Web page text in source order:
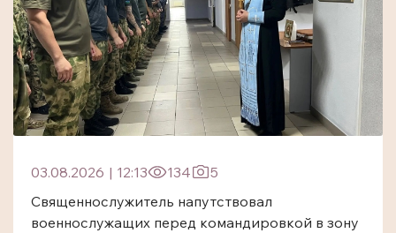
03.08.2026 | 12:13 134
5
Священнослужитель напутствовал
военнослужащих перед командировкой в зону